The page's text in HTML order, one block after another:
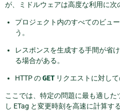
が、ミドルウェアは高度な利用に次
プロジェクト内のすべてのビュ
う。
レスポンスを生成する手間が省
る場合がある。
HTTP のGET リクエストに対し
ここでは、特定の問題に最も適し
し ETag と変更時刻を高速に計算す